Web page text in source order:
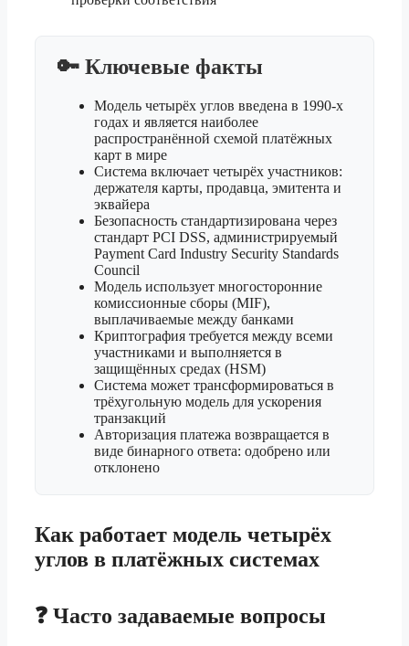
🔑 Ключевые факты
Модель четырёх углов введена в 1990-х
годах и является наиболее
распространённой схемой платёжных
карт в мире
Система включает четырёх участников:
держателя карты, продавца, эмитента и
эквайера
Безопасность стандартизирована через
стандарт PCI DSS, администрируемый
Payment Card Industry Security Standards
Council
Модель использует многосторонние
комиссионные сборы (MIF),
выплачиваемые между банками
Криптография требуется между всеми
участниками и выполняется в
защищённых средах (HSM)
Система может трансформироваться в
трёхугольную модель для ускорения
транзакций
Авторизация платежа возвращается в
виде бинарного ответа: одобрено или
отклонено
Как работает модель четырёх
углов в платёжных системах
❓ Часто задаваемые вопросы